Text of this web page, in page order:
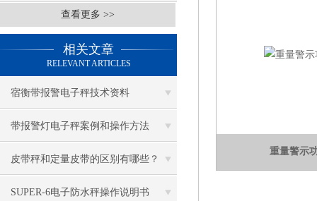
查看更多 >>
相关文章
RELEVANT ARTICLES
宿衡带报警电子秤技术资料
带报警灯电子秤案例和操作方法
皮带秤和定量皮带的区别有哪些？
SUPER-6电子防水秤操作说明书
重量警示